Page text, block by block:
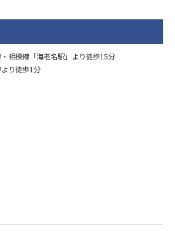
相模線「海老名駅」より徒歩15分
り徒歩1分